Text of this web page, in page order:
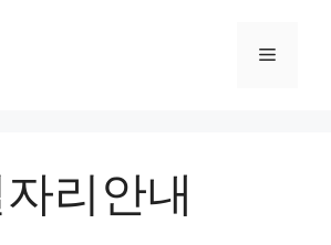
메
리안내